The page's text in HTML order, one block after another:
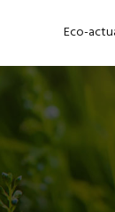
Eco-